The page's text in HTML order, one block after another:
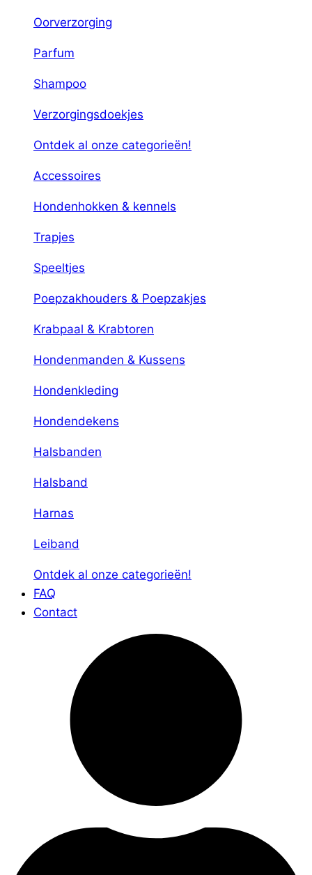
Oorverzorging
Parfum
Shampoo
Verzorgingsdoekjes
Ontdek al onze categorieën!
Accessoires
Hondenhokken & kennels
Trapjes
Speeltjes
Poepzakhouders & Poepzakjes
Krabpaal & Krabtoren
Hondenmanden & Kussens
Hondenkleding
Hondendekens
Halsbanden
Halsband
Harnas
Leiband
Ontdek al onze categorieën!
FAQ
Contact